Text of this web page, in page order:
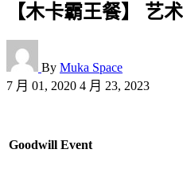
【木卡霸王餐】 艺
By Muka Space
7 月 01, 2020 4 月 23, 2023
Goodwill Event